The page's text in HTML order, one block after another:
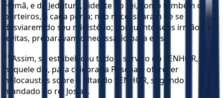
Hemã, e de Jedutum, vidente do rei, como também os
porteiros, a cada porta; não necessitaram de se
desviarem do seu ministério; porquanto seus irmãos, os
levitas, preparavam o necessário para eles.
16 Assim, se estabeleceu todo o serviço do SENHOR,
naquele dia, para celebrar a Páscoa e oferecer
holocaustos sobre o altar do SENHOR, segundo o
mandado do rei Josias.